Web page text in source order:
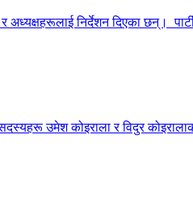
निर्देशन दिएका छन्।
उमेश कोइराला र विदुर